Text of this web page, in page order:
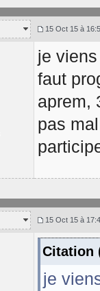
15 Oct 15 à
je
faut
aprem,
pas
15 Oct 15 à
Citation
je